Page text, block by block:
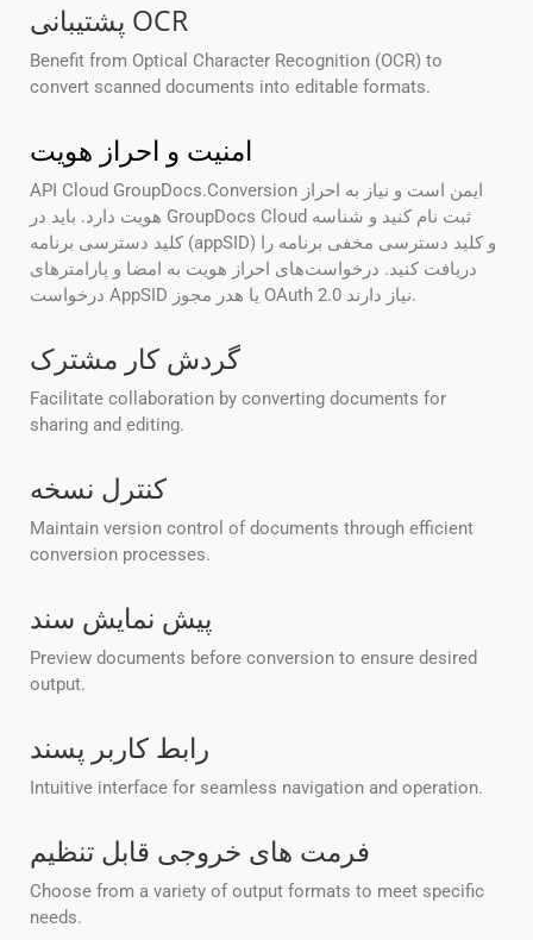
پشتیبانی OCR
Benefit from Optical Character Recognition (OCR) to
convert scanned documents into editable formats.
امنیت و احراز هویت
API Cloud GroupDocs.Conversion ایمن است و نیاز به احراز
هویت دارد. باید در GroupDocs Cloud ثبت نام کنید و شناسه
کلید دسترسی برنامه (appSID) و کلید دسترسی مخفی برنامه را
دریافت کنید. درخواست‌های احراز هویت به امضا و پارامترهای
درخواست AppSID یا هدر مجوز OAuth 2.0 نیاز دارند.
گردش کار مشترک
Facilitate collaboration by converting documents for
sharing and editing.
کنترل نسخه
Maintain version control of documents through efficient
conversion processes.
پیش نمایش سند
Preview documents before conversion to ensure desired
output.
رابط کاربر پسند
Intuitive interface for seamless navigation and operation.
فرمت های خروجی قابل تنظیم
Choose from a variety of output formats to meet specific
needs.